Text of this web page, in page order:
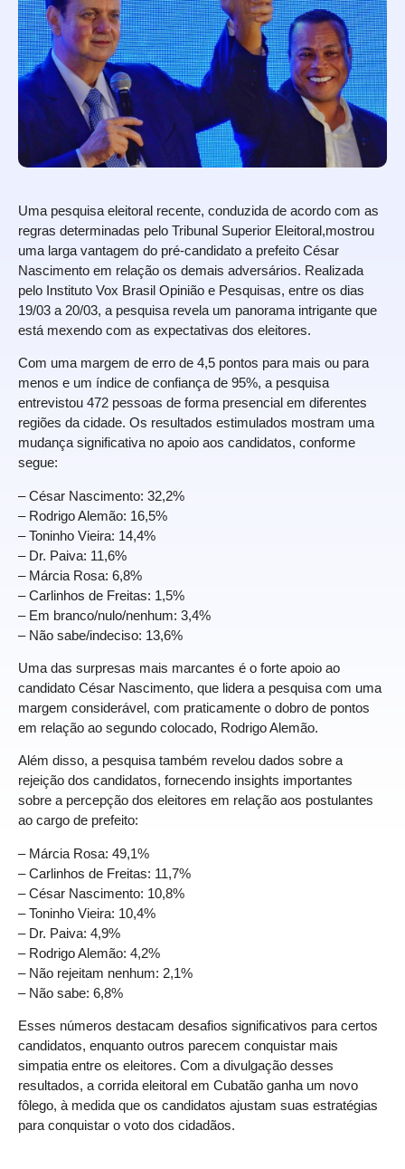
Uma pesquisa eleitoral recente, conduzida de acordo com as
regras determinadas pelo Tribunal Superior Eleitoral,mostrou
uma larga vantagem do pré-candidato a prefeito César
Nascimento em relação os demais adversários. Realizada
pelo Instituto Vox Brasil Opinião e Pesquisas, entre os dias
19/03 a 20/03, a pesquisa revela um panorama intrigante que
está mexendo com as expectativas dos eleitores.
Com uma margem de erro de 4,5 pontos para mais ou para
menos e um índice de confiança de 95%, a pesquisa
entrevistou 472 pessoas de forma presencial em diferentes
regiões da cidade. Os resultados estimulados mostram uma
mudança significativa no apoio aos candidatos, conforme
segue:
– César Nascimento: 32,2%
– Rodrigo Alemão: 16,5%
– Toninho Vieira: 14,4%
– Dr. Paiva: 11,6%
– Márcia Rosa: 6,8%
– Carlinhos de Freitas: 1,5%
– Em branco/nulo/nenhum: 3,4%
– Não sabe/indeciso: 13,6%
Uma das surpresas mais marcantes é o forte apoio ao
candidato César Nascimento, que lidera a pesquisa com uma
margem considerável, com praticamente o dobro de pontos
em relação ao segundo colocado, Rodrigo Alemão.
Além disso, a pesquisa também revelou dados sobre a
rejeição dos candidatos, fornecendo insights importantes
sobre a percepção dos eleitores em relação aos postulantes
ao cargo de prefeito:
– Márcia Rosa: 49,1%
– Carlinhos de Freitas: 11,7%
– César Nascimento: 10,8%
– Toninho Vieira: 10,4%
– Dr. Paiva: 4,9%
– Rodrigo Alemão: 4,2%
– Não rejeitam nenhum: 2,1%
– Não sabe: 6,8%
Esses números destacam desafios significativos para certos
candidatos, enquanto outros parecem conquistar mais
simpatia entre os eleitores. Com a divulgação desses
resultados, a corrida eleitoral em Cubatão ganha um novo
fôlego, à medida que os candidatos ajustam suas estratégias
para conquistar o voto dos cidadãos.